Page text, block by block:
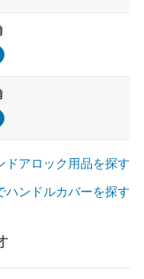
ドアロック用品を探す
ハンドルカバーを探す